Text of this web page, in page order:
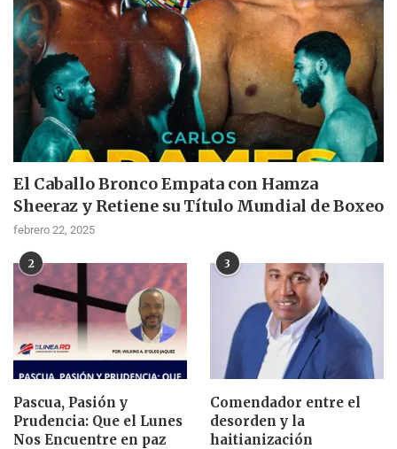
El Caballo Bronco Empata con Hamza
Sheeraz y Retiene su Título Mundial de Boxeo
febrero 22, 2025
2
Pascua, Pasión y
Prudencia: Que el Lunes
Nos Encuentre en paz
3
Comendador entre el
desorden y la
haitianización